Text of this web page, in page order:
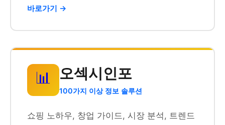
바로가기 →
📊 오섹시인포
100가지 이상 정보 솔루션
쇼핑 노하우, 창업 가이드, 시장 분석, 트렌드